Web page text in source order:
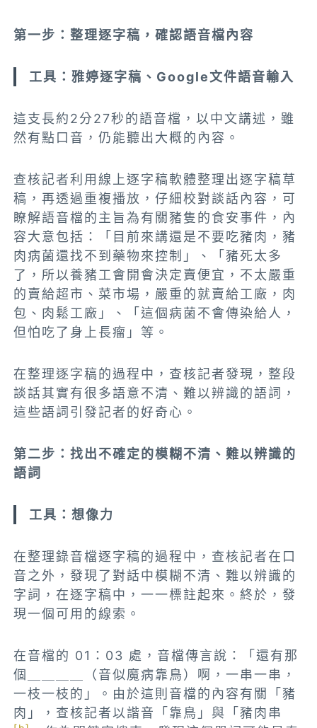
第一步：整理逐字稿，確認語音檔內容
工具：雅婷逐字稿、Google文件語音輸入
這支長約2分27秒的語音檔，以中文講述，雖
然有點口音，仍能聽出大概的內容。
查核記者利用線上逐字稿軟體整理出逐字稿草
稿，再透過重複播放，仔細校對談話內容，可
瞭解語音檔的主旨為有關豬隻的食安事件，內
容大意包括：「目前來講還是不要吃豬肉，豬
肉病菌還找不到藥物來控制」、「豬死太多
了，所以養豬工會開會決定賣便宜，不太嚴重
的賣給超市、菜市場，嚴重的就賣給工廠，肉
包、肉鬆工廠」、「這個病菌不會傳染給人，
但怕吃了身上長瘤」等。
在整理逐字稿的過程中，查核記者發現，整段
談話其實有很多語意不清、難以辨識的語詞，
這些語詞引發記者的好奇心。
第二步：找出不確定的模糊不清、難以辨識的
語詞
工具：想像力
在整理錄音檔逐字稿的過程中，查核記者在口
音之外，發現了對話中模糊不清、難以辨識的
字詞，在逐字稿中，一一標註起來。終於，發
現一個可用的線索。
在音檔的 01：03 處，音檔傳言說：「還有那
個＿＿＿＿（音似魔病靠鳥）啊，一串一串，
一枝一枝的」。由於這則音檔的內容有關「豬
肉」，查核記者以諧音
「靠鳥」與「豬肉串